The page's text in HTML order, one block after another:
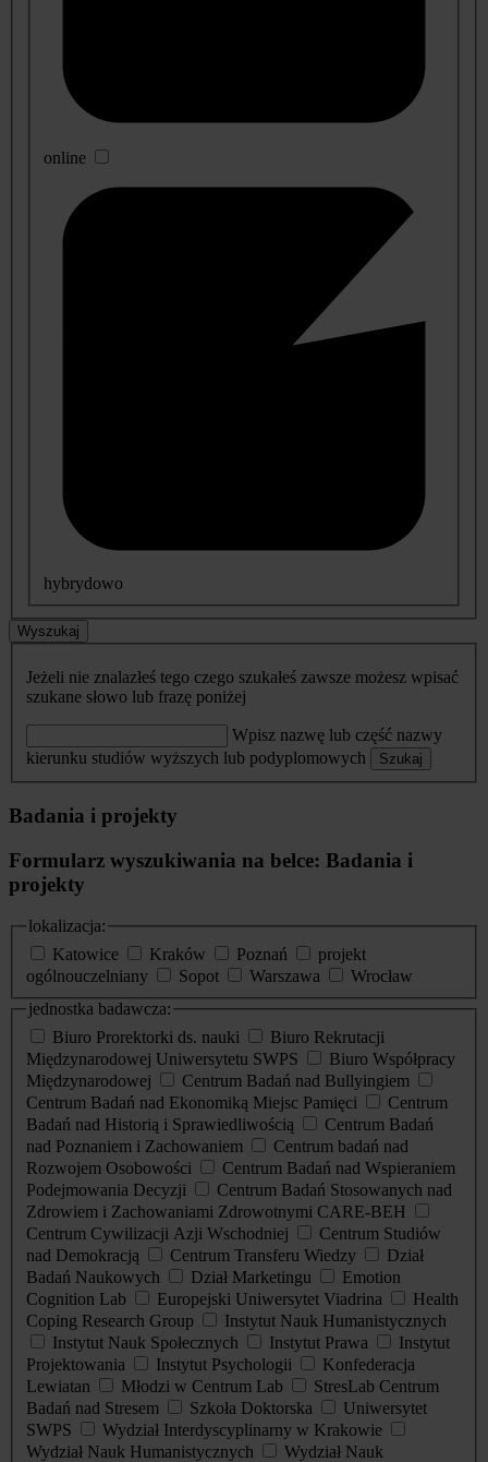
online
hybrydowo
Wyszukaj
Jeżeli nie znalazłeś tego czego szukałeś zawsze możesz wpisać
szukane słowo lub frazę poniżej
Wpisz nazwę lub część nazwy
kierunku studiów wyższych lub podyplomowych
Szukaj
Badania i projekty
Formularz wyszukiwania na belce: Badania i
projekty
lokalizacja:
Katowice
Kraków Poznań
projekt
ogólnouczelniany
Sopot Warszawa
Wrocław
jednostka badawcza:
Biuro Prorektorki ds. nauki
Biuro Rekrutacji
Międzynarodowej Uniwersytetu SWPS
Biuro Współpracy
Międzynarodowej
Centrum Badań nad Bullyingiem
Centrum Badań nad Ekonomiką Miejsc Pamięci
Centrum
Badań nad Historią i Sprawiedliwością
Centrum Badań
nad Poznaniem i Zachowaniem
Centrum badań nad
Rozwojem Osobowości
Centrum Badań nad Wspieraniem
Podejmowania Decyzji
Centrum Badań Stosowanych nad
Zdrowiem i Zachowaniami Zdrowotnymi CARE-BEH
Centrum Cywilizacji Azji Wschodniej
Centrum Studiów
nad Demokracją
Centrum Transferu Wiedzy
Dział
Badań Naukowych
Dział Marketingu
Emotion
Cognition Lab
Europejski Uniwersytet Viadrina
Health
Coping Research Group
Instytut Nauk Humanistycznych
Instytut Nauk Społecznych
Instytut Prawa
Instytut
Projektowania
Instytut Psychologii
Konfederacja
Lewiatan
Młodzi w Centrum Lab
StresLab Centrum
Badań nad Stresem
Szkoła Doktorska
Uniwersytet
SWPS
Wydział Interdyscyplinarny w Krakowie
Wydział Nauk Humanistycznych
Wydział Nauk